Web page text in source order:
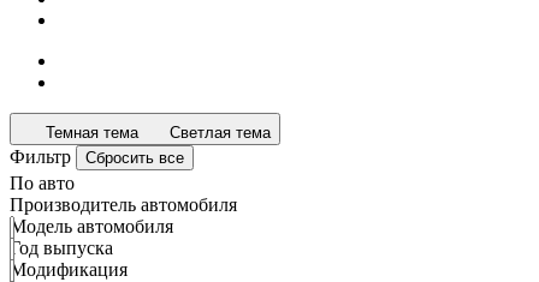
Темная тема Светлая тема
Фильтр Сбросить все
По авто
Производитель автомобиля
Модель автомобиля
Год выпуска
Модификация